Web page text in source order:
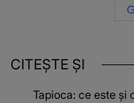
CITEȘTE ȘI
Tapioca: ce este și